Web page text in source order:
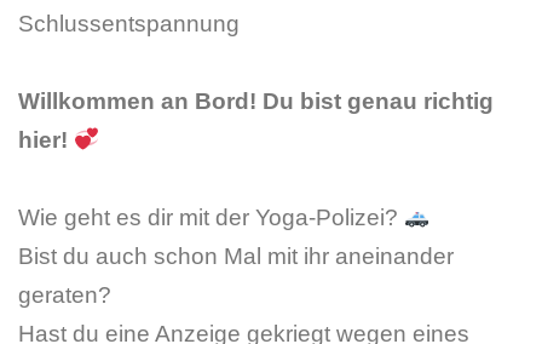
Schlussentspannung
Willkommen an Bord! Du bist genau richtig
hier!
Wie geht es dir mit der Yoga-Polizei?
Bist du auch schon Mal mit ihr aneinander
geraten?
Hast du eine Anzeige gekriegt wegen eines